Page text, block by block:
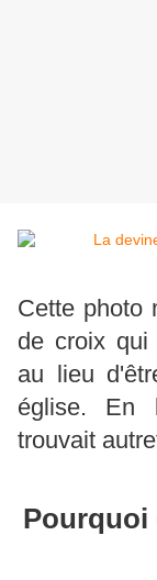
Cette photo
de croix qui
au lieu
église. En
trouvait
Pourquoi